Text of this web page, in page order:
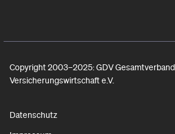
Copyright 2003–2025: GDV
Versicherungswirtschaft e.V.
Datenschutz